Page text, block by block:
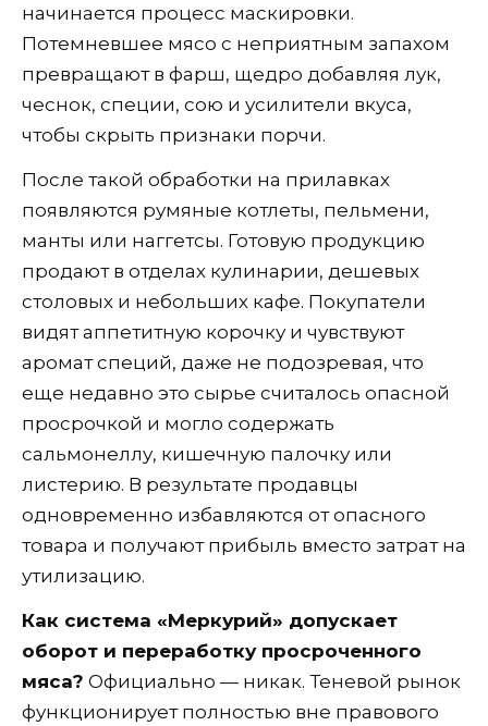
начинается процесс маскировки.
Потемневшее мясо с неприятным запахом
превращают в фарш, щедро добавляя лук,
чеснок, специи, сою и усилители вкуса,
чтобы скрыть признаки порчи.
После такой обработки на прилавках
появляются румяные котлеты, пельмени,
манты или наггетсы. Готовую продукцию
продают в отделах кулинарии, дешевых
столовых и небольших кафе. Покупатели
видят аппетитную корочку и чувствуют
аромат специй, даже не подозревая, что
еще недавно это сырье считалось опасной
просрочкой и могло содержать
сальмонеллу, кишечную палочку или
листерию. В результате продавцы
одновременно избавляются от опасного
товара и получают прибыль вместо затрат на
утилизацию.
Как система «Меркурий» допускает
оборот и переработку просроченного
мяса? Официально — никак. Теневой рынок
функционирует полностью вне правового